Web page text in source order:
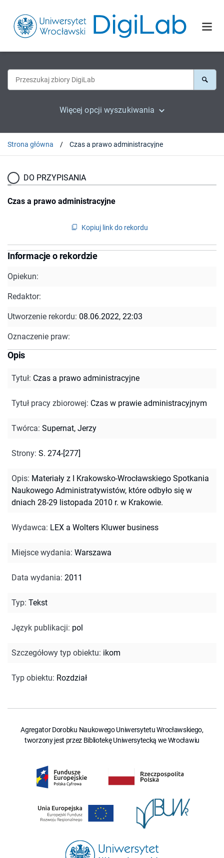
Więcej opcji wyszukiwania
Strona główna Czas a prawo administracyjne
DO PRZYPISANIA
Czas a prawo administracyjne
Kopiuj link do rekordu
Informacje o rekordzie
Opiekun:
Redaktor:
Utworzenie rekordu: 08.06.2022, 22:03
Oznaczenie praw:
Opis
Tytuł: Czas a prawo administracyjne
Tytuł pracy zbiorowej: Czas w prawie administracyjnym
Twórca: Supernat, Jerzy
Strony: S. 274-[277]
Opis: Materiały z I Krakowsko-Wrocławskiego Spotkania
Naukowego Administratywistów, które odbyło się w
dniach 28-29 listopada 2010 r. w Krakowie.
Wydawca: LEX a Wolters Kluwer business
Miejsce wydania: Warszawa
Data wydania: 2011
Typ: Tekst
Język publikacji: pol
Szczegółowy typ obiektu: ikom
Typ obiektu: Rozdział
Agregator Dorobku Naukowego Uniwersytetu Wrocławskiego,
tworzony jest przez Bibliotekę Uniwersytecką we Wrocławiu